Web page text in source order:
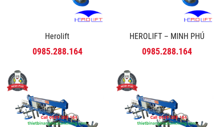
Herolift
0985.288.164
HEROLIFT – MINH PHÚ
0985.288.164